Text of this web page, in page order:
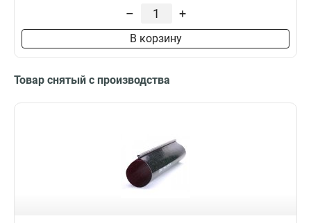
– +
В корзину
Товар снятый с производства